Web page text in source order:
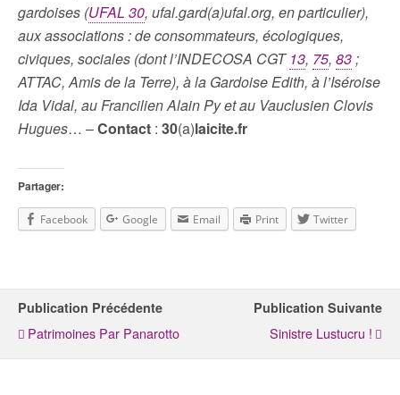
gardoises (UFAL 30, ufal.gard(a)ufal.org, en particulier),
aux associations : de consommateurs, écologiques,
civiques, sociales (dont l’INDECOSA CGT 13, 75, 83;
ATTAC, Amis de la Terre), à la Gardoise Edith, à l’Iséroise
Ida Vidal, au Francilien Alain Py et au Vauclusien Clovis
Hugues… –Contact : 30(a)laicite.fr
Partager:
Facebook Google Email Print Twitter
Publication Précédente
Patrimoines Par Panarotto
Publication Suivante
Sinistre Lustucru !